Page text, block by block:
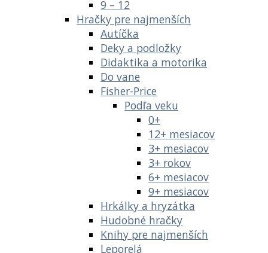
9 – 12
Hračky pre najmenších
Autíčka
Deky a podložky
Didaktika a motorika
Do vane
Fisher-Price
Podľa veku
0+
12+ mesiacov
3+ mesiacov
3+ rokov
6+ mesiacov
9+ mesiacov
Hrkálky a hryzátka
Hudobné hračky
Knihy pre najmenších
Leporelá